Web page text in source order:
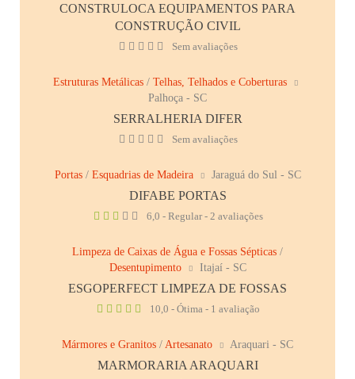
CONSTRULOCA EQUIPAMENTOS PARA
CONSTRUÇÃO CIVIL
Sem avaliações
Estruturas Metálicas / Telhas, Telhados e Coberturas
Palhoça - SC
SERRALHERIA DIFER
Sem avaliações
Portas/ Esquadrias de Madeira Jaraguá do Sul - SC
DIFABE PORTAS
6,0 - Regular - 2 avaliações
Limpeza de Caixas de Água e Fossas Sépticas /
Desentupimento
Itajaí - SC
ESGOPERFECT LIMPEZA DE FOSSAS
10,0 - Ótima - 1 avaliação
Mármores e Granitos / Artesanato Araquari - SC
MARMORARIA ARAQUARI